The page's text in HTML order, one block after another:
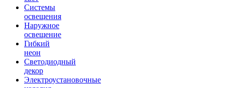
Системы
освещения
Наружное
освещение
Гибкий
неон
Светодиодный
декор
Электроустановочные